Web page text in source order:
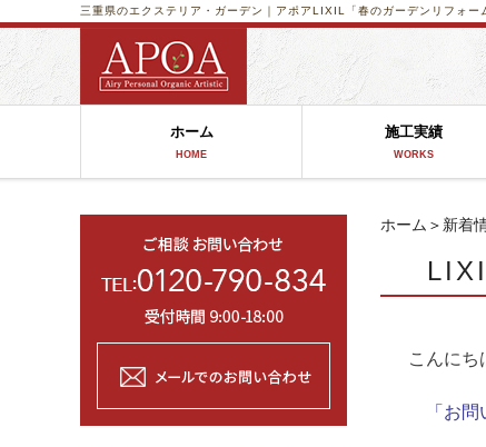
LIXIL「春のガーデンリフォー
三重県のエクステリア・ガーデン｜アポア
ホーム
HOME
施工実績
WORKS
ホーム ＞ 新着
こんにち
「お問